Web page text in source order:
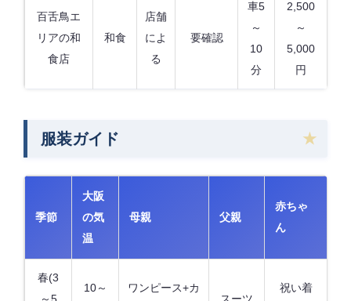
百舌鳥エ
リアの和
食店
和食
店舗
によ
る
要確認
車5
～
10
分
2,500
～
5,000
円
服装ガイド
季節
大阪
の気
温
母親 父親
赤ちゃ
ん
春(3
～5
10～
ワンピース+カ
スーツ
祝い着